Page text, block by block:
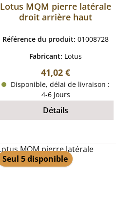
Lotus MQM pierre latérale
droit arrière haut
Référence du produit:01008728
Fabricant: Lotus
Prix régulier :
41,02 €
Disponible, délai de livraison :
4-6 jours
Détails
Seul 5 disponible